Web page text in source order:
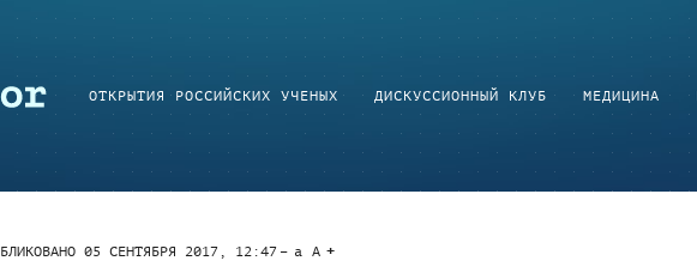
ОТКРЫТИЯ РОССИЙСКИХ УЧЕНЫХ ДИСКУССИОННЫЙ КЛУБ МЕДИЦИНА
05 СЕНТЯБРЯ 2017, 12:47 a A